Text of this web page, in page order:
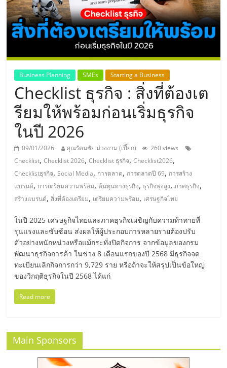
ThaiSMEsCenter,
รวม
ธุรกิจ
เอ
ส
เอ็
มอี
ไทย,
SMEs,
แฟ
รน
ไชส์,
ที่
Business Planning SMEs Starting a Business
Checklist ธุรกิจ : สิ่งที่ต้องเต
รียมให้พร้อมก่อนเริ่มธุรกิจ
ในปี 2026
09/01/2026 คุณรัตนชัย ม่วงงาม (เปี๊ยก)
260 views
Checklist,Checklist 2026,Checklist ธุรกิจ,Checklist2026,
Checklistธุรกิจ,Social Media, การตลาด, การตลาดปี 69, การสร้าง
แบรนด์, การเตรียมความพร้อม, ต้นทุนทางธุรกิจ, ธุรกิจพุ่งสูง,ภาคธุรกิจ,
สร้างแบรนด์,สิ่งที่ต้องเตรียม, เตรียมความพร้อม, เศรษฐกิจไทย
ในปี 2025 เศรษฐกิจไทยและภาคธุรกิจเผชิญกับความท้าทายที่
รุนแรงและซับซ้อน ส่งผลให้ผู้ประกอบการหลายรายต้องปรับ
ตัวอย่างหนักหน่วงหรือแม้กระทั่งปิดกิจการ จากข้อมูลของกรม
พัฒนาธุรกิจการค้า ในช่วง 8 เดือนแรกของปี 2568 มีธุรกิจจด
ทะเบียนเลิกกิจการกว่า 9,729 ราย หรือถ้าจะให้สรุปเป็นข้อใหญ่
ของวิกฤติธุรกิจในปี 2568 ได้แก่
Read more
Main Sponsors